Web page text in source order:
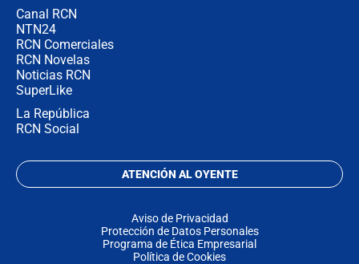
Canal RCN
NTN24
RCN Comerciales
RCN Novelas
Noticias RCN
SuperLike
La República
RCN Social
ATENCIÓN AL OYENTE
Aviso de Privacidad
Protección de Datos Personales
Programa de Ética Empresarial
Política de Cookies